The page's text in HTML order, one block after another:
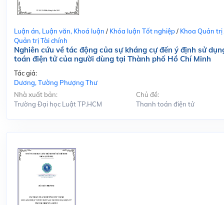
Luận án, Luận văn, Khoá luận / Khóa luận Tốt nghiệp/ Khoa Quản trị
Quản trị Tài chính
Nghiên cứu về tác động của sự kháng cự đến ý định sử
toán điện tử của người dùng tại Thành phố Hồ Chí Minh
Tác giả:
Dương, Tường Phượng Thư
Nhà xuất bản:
Trường Đại học Luật TP.HCM
Chủ đề:
Thanh toán điện tử